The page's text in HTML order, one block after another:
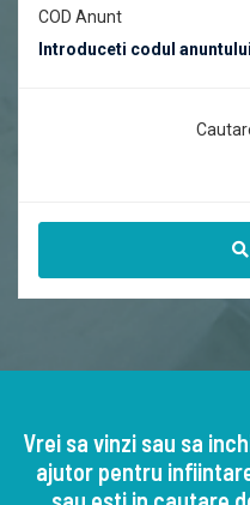
COD Anunt
Vrei sa vinzi sau sa
ajutor pentru